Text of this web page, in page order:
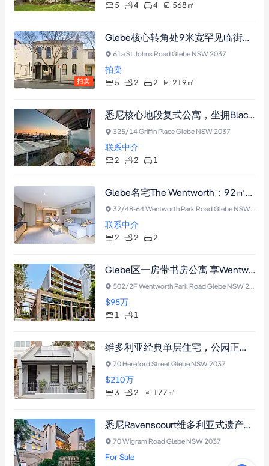
5 4 4 568 ㎡
拍卖
Glebe核心转角处9米宽罕见临街面地标宅地，挑高天花板多卧室，北向视野CBD景观，双车位车库，219平米面积潜力无限。
61a St Johns Road Glebe NSW 2037
拍卖
5 2 2 219 ㎡
悉尼核心地段复式公寓，坐拥Blackwattle Bay全景与城市天际线美景，双层阳台设计，配备欧式厨房与中央空调。
325/14 Griffin Place Glebe NSW 2037
联系中介
2 2 1
Glebe名宅The Wentworth：92㎡典雅公寓，享Wentworth Park景观，配备双车位车库及中央空调
32/48-64 Wentworth Park Road Glebe NSW 2037
联系中介
2 2 2
Glebe区一房带书房公寓 享Wentworth Park与城市景观 中央空调 屋顶花园 近悉尼大学
502/2F Wentworth Park Road Glebe NSW 2037
$95万
1 1
维多利亚经典单层住宅，公园正对面，橡木地板配挑高天花，带私密庭院与特斯拉储能系统
70 Hereford Street Glebe NSW 2037
$210万
3 2 177 ㎡
悉尼Ravenscourt维多利亚式遗产公寓，13套独立产权工作室，毗邻悉尼大学与轻轨，融合经典工艺与现代生活。
70 Wigram Road Glebe NSW 2037
For Sale